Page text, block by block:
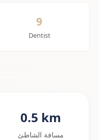
9
Dentist
0.5 km
مسافة الشاطئ